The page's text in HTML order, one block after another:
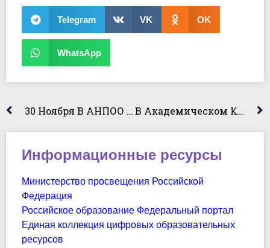
Telegram VK OK
WhatsApp
30 Ноября В АНПОО “Академический Колледж” Прошёл Фестиваль “Под Одним Российским Небом” В Академическом Колледже Для Студентов Прошло Мероприятие,посвященное Всемирному Дню Борьбы Со СПИДом.
Информационные ресурсы
Министерство просвещения Российской
Федерация
Российское образование Федеральный портал
Единая коллекция цифровых образовательных
ресурсов